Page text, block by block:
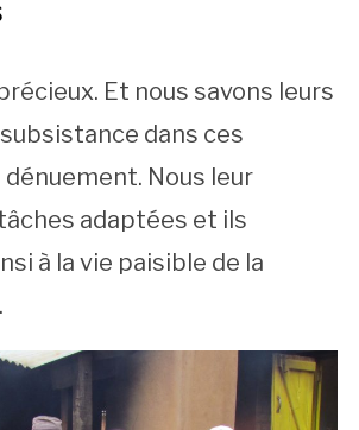
Et nous savons leurs
dans ces
Nous leur
adaptées et ils
à la vie paisible de la